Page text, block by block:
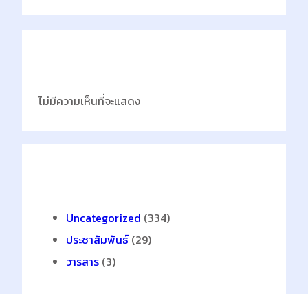
ไม่มีความเห็นที่จะแสดง
Uncategorized (334)
ประชาสัมพันธ์ (29)
วารสาร (3)